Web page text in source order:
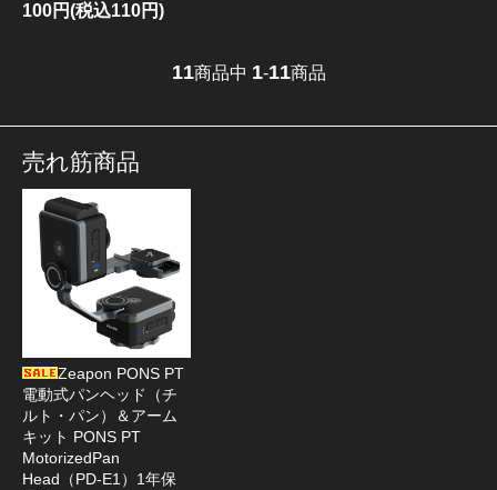
100円(税込110円)
11商品中 1-11商品
売れ筋商品
Zeapon PONS PT
電動式パンヘッド（チ
ルト・パン）＆アーム
キット PONS PT
MotorizedPan
Head（PD-E1）1年保